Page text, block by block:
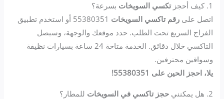
1. كيف أحجز
تكسي السويخات بسرعة؟
اتصل علىرقم تاكسي السويخات
55380351 أو استخدم تطبيق
الفراج السريع تحت الطلب. حدد موقعك والوجهة، وسيصل
التاكسي خلال دقائق. الخدمة متاحة 24 ساعة بسيارات نظيفة
وسواقين محترفين.
يلا، احجز الحين على 55380351!
2. هل يمكنني حجز تاكسي في السويخات للمطار؟